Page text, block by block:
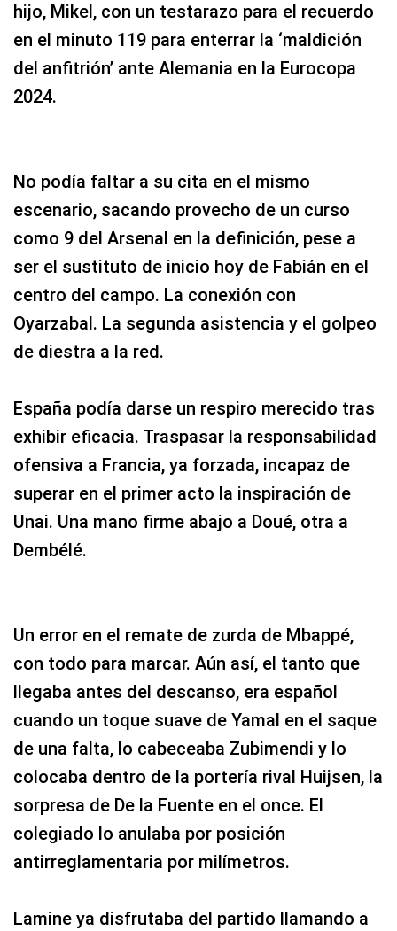
hijo, Mikel, con un testarazo para el recuerdo
en el minuto 119 para enterrar la ‘maldición
del anfitrión’ ante Alemania en la Eurocopa
2024.
No podía faltar a su cita en el mismo
escenario, sacando provecho de un curso
como 9 del Arsenal en la definición, pese a
ser el sustituto de inicio hoy de Fabián en el
centro del campo. La conexión con
Oyarzabal. La segunda asistencia y el golpeo
de diestra a la red.
España podía darse un respiro merecido tras
exhibir eficacia. Traspasar la responsabilidad
ofensiva a Francia, ya forzada, incapaz de
superar en el primer acto la inspiración de
Unai. Una mano firme abajo a Doué, otra a
Dembélé.
Un error en el remate de zurda de Mbappé,
con todo para marcar. Aún así, el tanto que
llegaba antes del descanso, era español
cuando un toque suave de Yamal en el saque
de una falta, lo cabeceaba Zubimendi y lo
colocaba dentro de la portería rival Huijsen, la
sorpresa de De la Fuente en el once. El
colegiado lo anulaba por posición
antirreglamentaria por milímetros.
Lamine ya disfrutaba del partido llamando a